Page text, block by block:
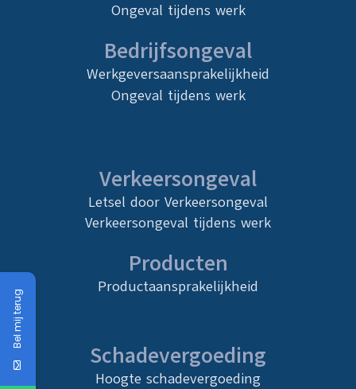
Ongeval tijdens werk
Bedrijfsongeval
Werkgeversaansprakelijkheid
Ongeval tijdens werk
Verkeersongeval
Letsel door Verkeersongeval
Verkeersongeval tijdens werk
Producten
Productaansprakelijkheid
Schadevergoeding
Hoogte schadevergoeding
Bel mij terug